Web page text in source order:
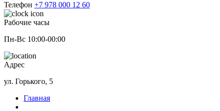
Телефон +7 978 000 12 60
Рабочие часы
Пн-Вс 10:00-00:00
Адрес
ул. Горького, 5
Главная